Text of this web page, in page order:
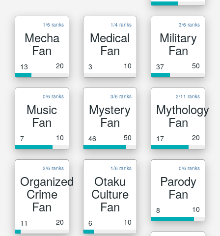
1/6 ranks
Mecha
Fan
13 20
1/4 ranks
Medical
Fan
3 10
3/6 ranks
Military
Fan
37 50
0/6 ranks
Music
Fan
7 10
3/6 ranks
Mystery
Fan
46 50
2/11 ranks
Mythology
Fan
17 20
2/6 ranks
Organized
Crime
Fan
11 20
1/6 ranks
Otaku
Culture
Fan
6 10
0/6 ranks
Parody
Fan
8 10